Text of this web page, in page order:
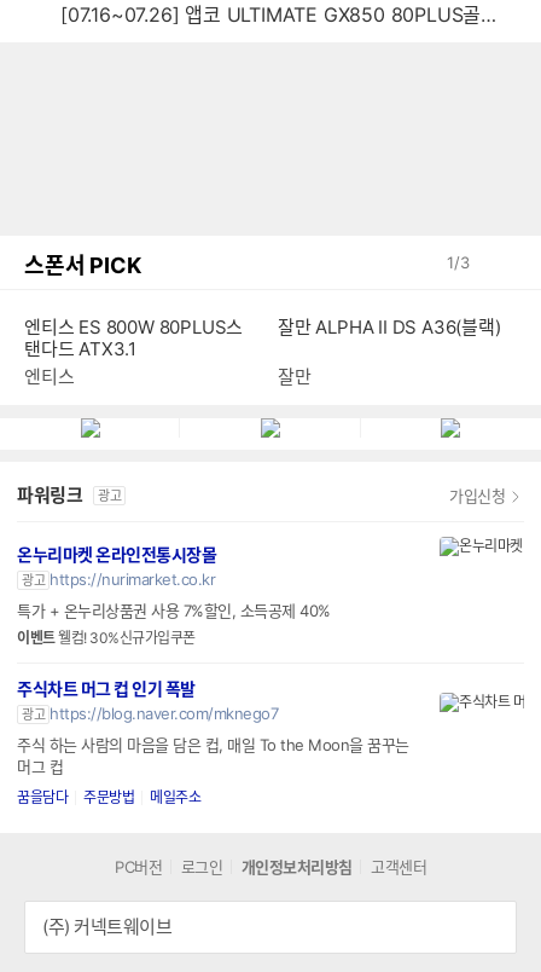
[07.16~07.26] 앱코 ULTIMATE GX850 80PLUS골드 풀모듈러 ATX3.0 블랙
스폰서 PICK 1/3
엔티스 ES 800W 80PLUS스
탠다드 ATX3.1
엔티스
잘만 ALPHA II DS A36(블랙)
잘만
파워링크 광고 가입신청
온누리마켓 온라인전통시장몰
광고 https://nurimarket.co.kr
특가 + 온누리상품권 사용 7%할인, 소득공제 40%
이벤트웰컴! 30%신규가입쿠폰
주식차트 머그 컵 인기 폭발
광고 https://blog.naver.com/mknego7
주식 하는 사람의 마음을 담은 컵, 매일 To the Moon을 꿈꾸는
머그 컵
꿈을담다 주문방법 메일주소
PC버전 로그인 개인정보처리방침 고객센터
(주) 커넥트웨이브